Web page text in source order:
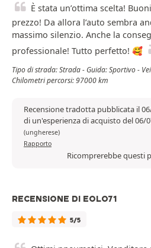
È stata un’ottima scelta!
prezzo! Da allora l’auto sembra
massimo silenzio. Anche la
professionale! Tutto perfetto! 🥰
Tipo di strada: Strada - Guida: Sportivo -
Chilometri percorsi: 97000 km
Recensione tradotta pubblicata il
di un'esperienza di acquisto del 06/
(ungherese)
Rapporto
Ricomprerebbe questi
RECENSIONE DI EOLO71
5/5